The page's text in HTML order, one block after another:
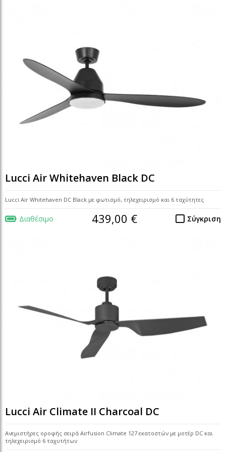
Lucci Air Whitehaven Black DC
Lucci Air Whitehaven DC Black με φωτισμό, τηλεχειρισμό και 6 ταχύτητες
Διαθέσιμο Σύγκριση
439,00 €
Lucci Air Climate II Charcoal DC
Ανεμιστήρες οροφής σειρά Airfusion Climate 127 εκατοστών με μοτέρ DC και
τηλεχειρισμό 6 ταχυτήτων